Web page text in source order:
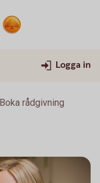
Logga in
Boka rådgivning